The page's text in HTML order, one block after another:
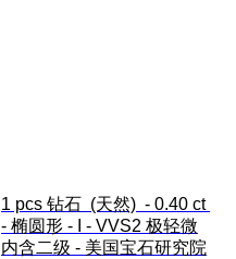
1 pcs 钻石  (天然)  - 0.40 ct
- 椭圆形 - I - VVS2 极轻微
内含二级 - 美国宝石研究院